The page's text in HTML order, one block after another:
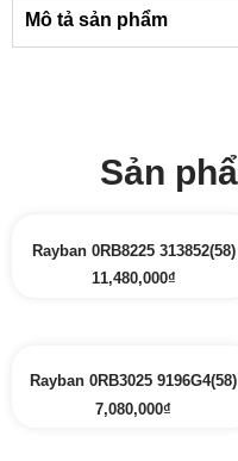
Mô tả sản phẩm
Sản
Rayban 0RB8225 313852(58)
11,480,000₫
Rayban 0RB3025 9196G4(58)
7,080,000₫